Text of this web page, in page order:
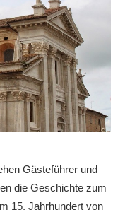
Gästeführer und
die Geschichte zum
15. Jahrhundert von